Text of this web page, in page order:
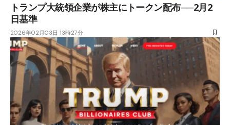
トランプ大統領企業が株主にトークン配布──2月2
日基準
2026年02月03日 13時27分